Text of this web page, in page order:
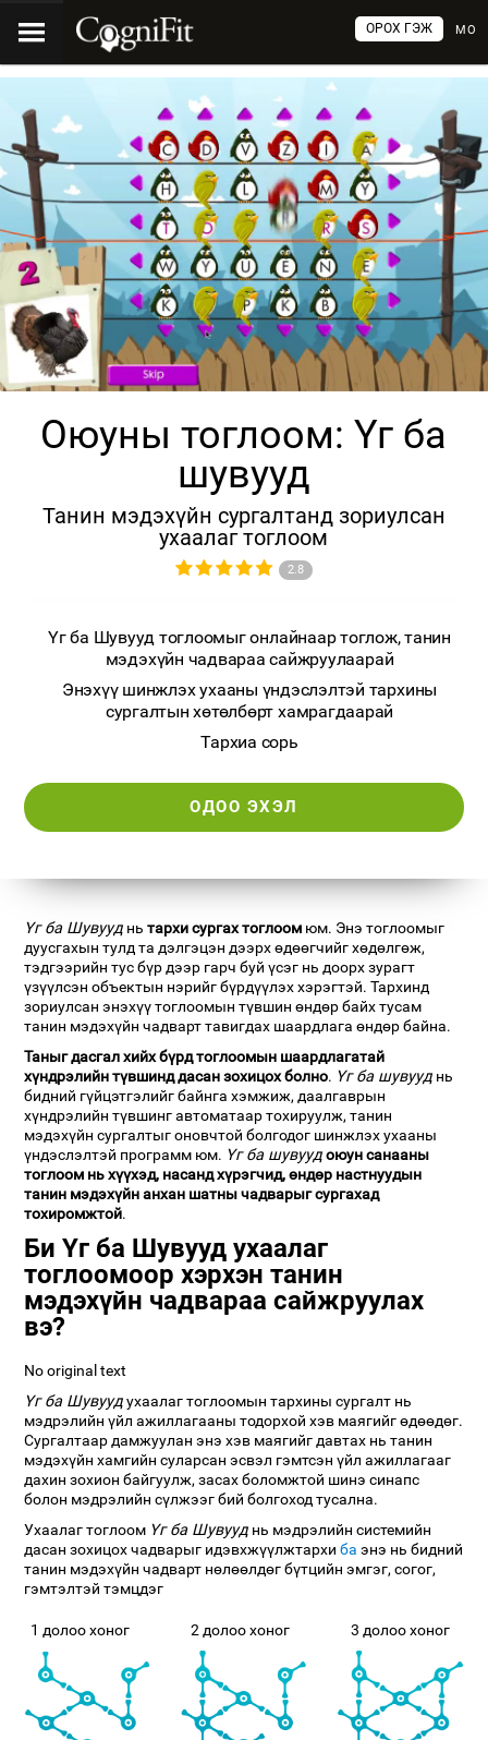
МО
ОРОХ ГЭЖ
Оюуны тоглоом: Үг ба
шувууд
Танин мэдэхүйн сургалтанд зориулсан
ухаалаг тоглоом
2.8
Үг ба Шувууд тоглоомыг онлайнаар тоглож, танин
мэдэхүйн чадвараа сайжруулаарай
Энэхүү шинжлэх ухааны үндэслэлтэй тархины
сургалтын хөтөлбөрт хамрагдаарай
Тархиа сорь
ОДОО ЭХЭЛ
Үг ба Шувууд ньтархи сургах тоглоом юм. Энэ тоглоомыг
дуусгахын тулд та дэлгэцэн дээрх өдөөгчийг хөдөлгөж,
тэдгээрийн тус бүр дээр гарч буй үсэг нь доорх зурагт
үзүүлсэн объектын нэрийг бүрдүүлэх хэрэгтэй. Тархинд
зориулсан энэхүү тоглоомын түвшин өндөр байх тусам
танин мэдэхүйн чадварт тавигдах шаардлага өндөр байна.
Таныг дасгал хийх бүрд тоглоомын шаардлагатай
хүндрэлийн түвшинд дасан зохицох болно. Үг ба шувууд нь
бидний гүйцэтгэлийг байнга хэмжиж, даалгаврын
хүндрэлийн түвшинг автоматаар тохируулж, танин
мэдэхүйн сургалтыг оновчтой болгодог шинжлэх ухааны
үндэслэлтэй программ юм. Үг ба шувууд оюун санааны
тоглоом нь хүүхэд, насанд хүрэгчид, өндөр настнуудын
танин мэдэхүйн анхан шатны чадварыг сургахад
тохиромжтой.
Би Үг ба Шувууд ухаалаг
тоглоомоор хэрхэн танин
мэдэхүйн чадвараа сайжруулах
вэ?
No original text
Үг ба Шувуудухаалаг тоглоомын тархины сургалт нь
мэдрэлийн үйл ажиллагааны тодорхой хэв маягийг өдөөдөг.
Сургалтаар дамжуулан энэ хэв маягийг давтах нь танин
мэдэхүйн хамгийн суларсан эсвэл гэмтсэн үйл ажиллагааг
дахин зохион байгуулж, засах боломжтой шинэ синапс
болон мэдрэлийн сүлжээг бий болгоход тусална.
Ухаалаг тоглоом Үг ба Шувууд нь мэдрэлийн системийн
дасан зохицох чадварыг идэвхжүүлжтархиба энэ нь бидний
танин мэдэхүйн чадварт нөлөөлдөг бүтцийн эмгэг, согог,
гэмтэлтэй тэмцдэг
1 долоо хоног 2 долоо хоног 3 долоо хоног